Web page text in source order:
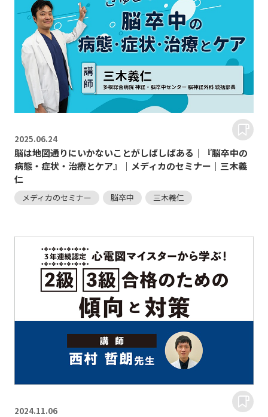
2025.06.24
脳は地図通りにいかないことがしばしばある｜『脳卒中の
病態・症状・治療とケア』｜メディカのセミナー｜三木義
仁
メディカのセミナー 脳卒中 三木義仁
2024.11.06